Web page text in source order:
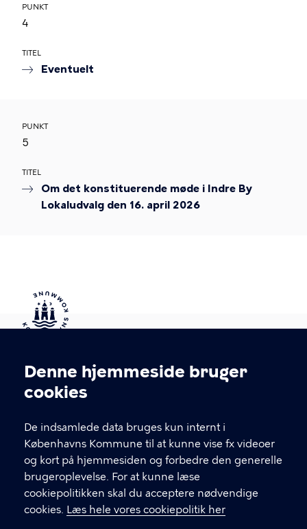
Cookieindstillinger
Denne hjemmeside bruger
cookies
De indsamlede data bruges kun internt i
Københavns Kommune til at kunne vise fx videoer
og kort på hjemmesiden og forbedre den generelle
brugeroplevelse. For at kunne læse
cookiepolitikken skal du acceptere nødvendige
cookies. Læs hele vores cookiepolitik her
PUNKT
4
TITEL
Eventuelt
PUNKT
5
TITEL
Om det konstituerende møde i Indre By
Lokaludvalg den 16. april 2026
Kontakt Københavns Kommune
T
fFind andre kontakter her
CVR-nummer64942212
GENVEJE